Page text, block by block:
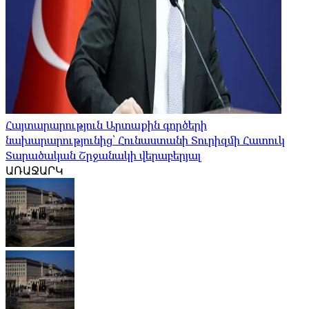
Հայտարարություն Արտաքին գործերի
նախարարությունից՝ Հունաստանի Տուրիզմի Հատուկ
Տարածական Շրջանակի վերաբերյալ
ԱՌԱՋԱՐԿ